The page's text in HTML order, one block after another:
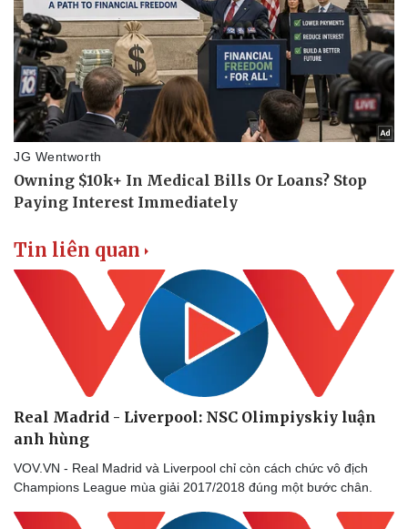
Bóng đá
Lịch thi đấu bóng đá
Thế giới thể thao
eSports
Hậu trường
Ô tô
Xe máy
Tư vấn
Tin liên quan
Real Madrid - Liverpool: NSC Olimpiyskiy luận
anh hùng
VOV.VN - Real Madrid và Liverpool chỉ còn cách chức vô địch
Champions League mùa giải 2017/2018 đúng một bước chân.